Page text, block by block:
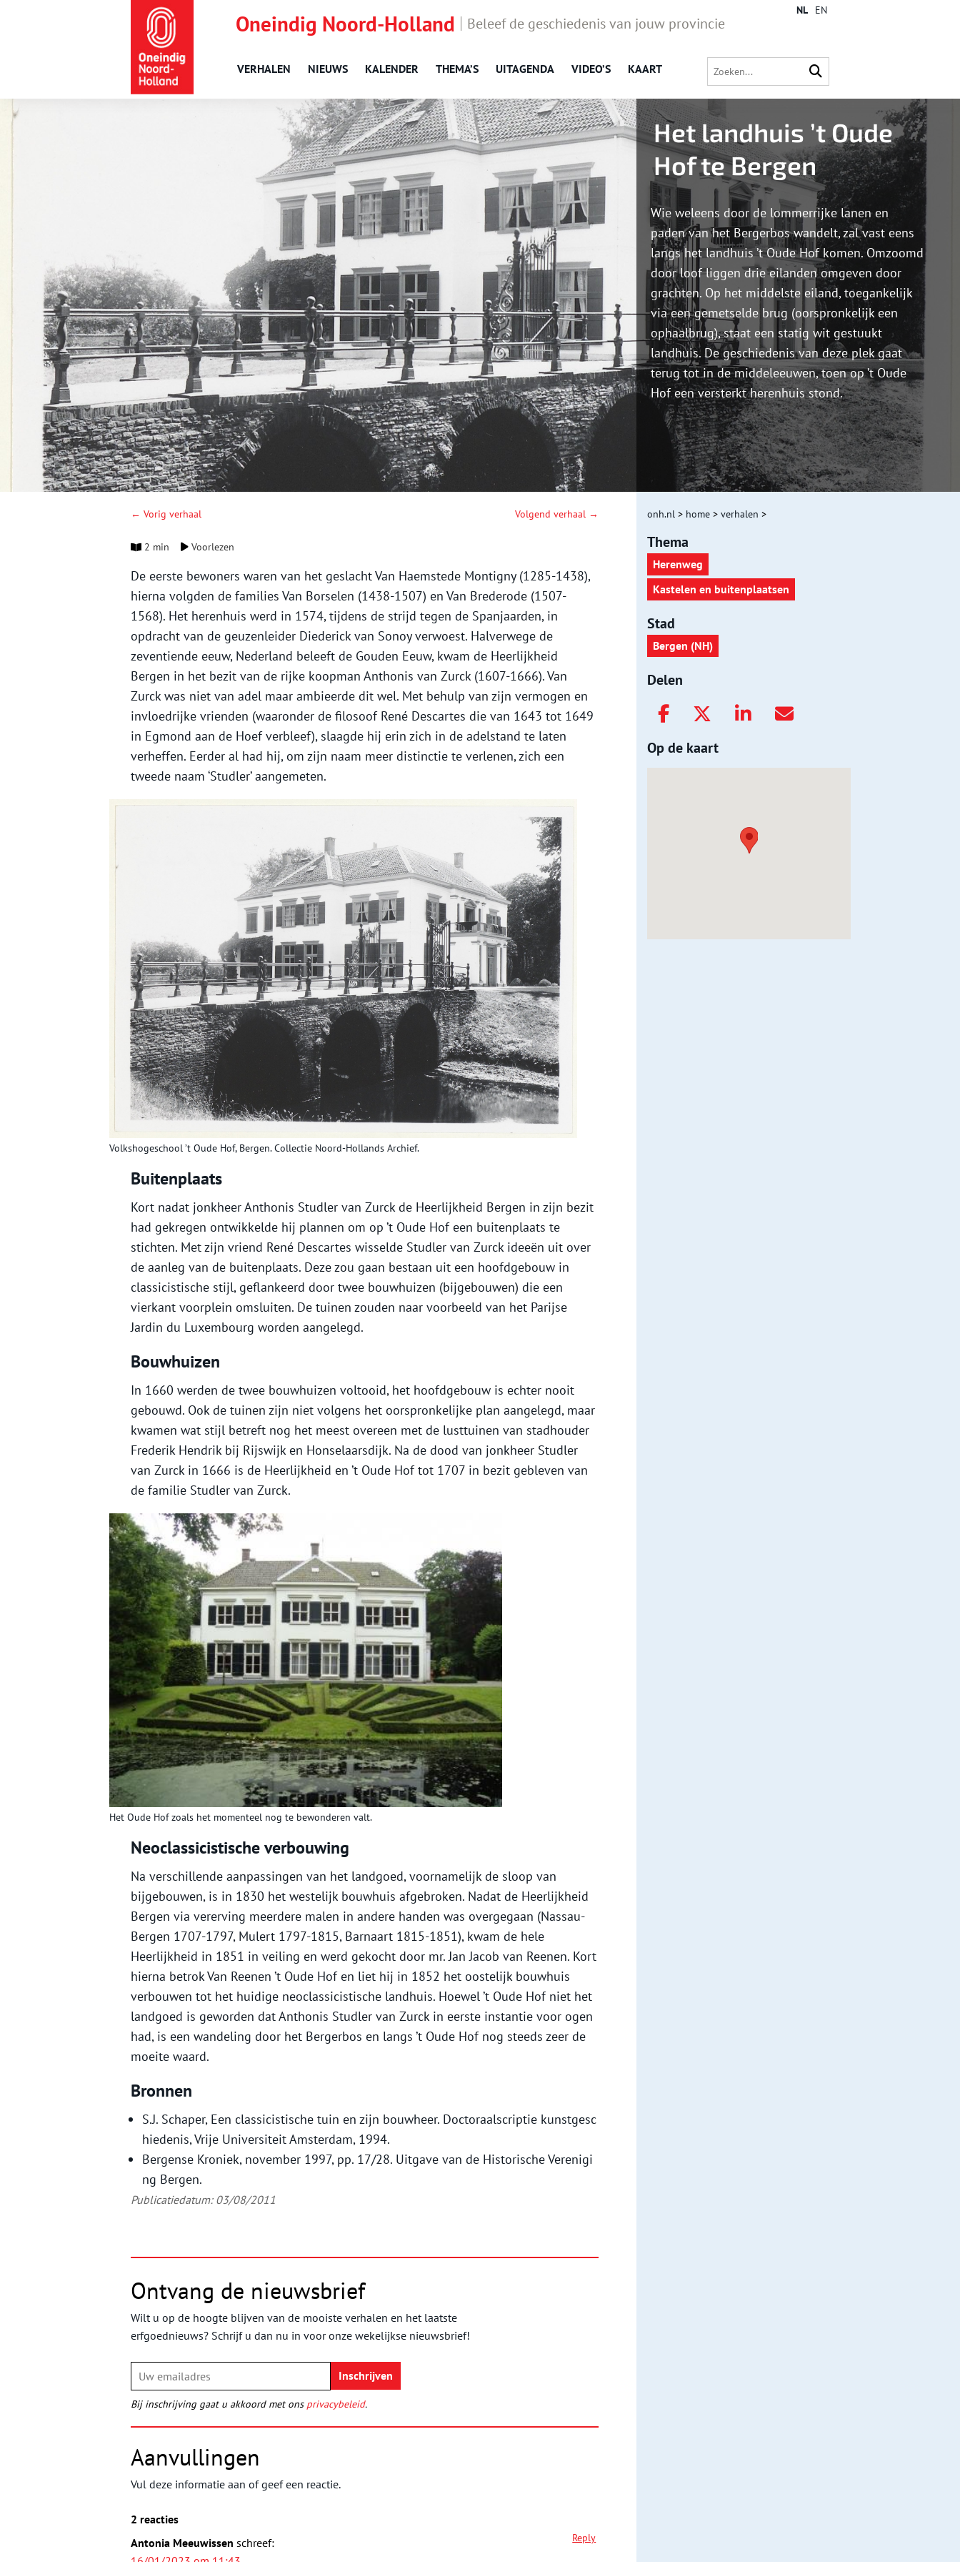
Oneindig Noord-Holland Beleef de geschiedenis van jouw provincie
VERHALEN NIEUWS KALENDER THEMA’S UITAGENDA VIDEO’S KAART
NL EN
Het landhuis ’t Oude
Hof te Bergen
Wie weleens door de lommerrijke lanen en
paden van het Bergerbos wandelt, zal vast eens
langs het landhuis ’t Oude Hof komen. Omzoomd
door loof liggen drie eilanden omgeven door
grachten. Op het middelste eiland, toegankelijk
via een gemetselde brug (oorspronkelijk een
ophaalbrug), staat een statig wit gestuukt
landhuis. De geschiedenis van deze plek gaat
terug tot in de middeleeuwen, toen op ’t Oude
Hof een versterkt herenhuis stond.
← Vorig verhaal Volgend verhaal →
2 min Voorlezen
De eerste bewoners waren van het geslacht Van Haemstede Montigny (1285-1438),
hierna volgden de families Van Borselen (1438-1507) en Van Brederode (1507-
1568). Het herenhuis werd in 1574, tijdens de strijd tegen de Spanjaarden, in
opdracht van de geuzenleider Diederick van Sonoy verwoest. Halverwege de
zeventiende eeuw, Nederland beleeft de Gouden Eeuw, kwam de Heerlijkheid
Bergen in het bezit van de rijke koopman Anthonis van Zurck (1607-1666). Van
Zurck was niet van adel maar ambieerde dit wel. Met behulp van zijn vermogen en
invloedrijke vrienden (waaronder de filosoof René Descartes die van 1643 tot 1649
in Egmond aan de Hoef verbleef), slaagde hij erin zich in de adelstand te laten
verheffen. Eerder al had hij, om zijn naam meer distinctie te verlenen, zich een
tweede naam ‘Studler’ aangemeten.
Volkshogeschool ’t Oude Hof, Bergen. Collectie Noord-Hollands Archief.
Buitenplaats
Kort nadat jonkheer Anthonis Studler van Zurck de Heerlijkheid Bergen in zijn bezit
had gekregen ontwikkelde hij plannen om op ’t Oude Hof een buitenplaats te
stichten. Met zijn vriend René Descartes wisselde Studler van Zurck ideeën uit over
de aanleg van de buitenplaats. Deze zou gaan bestaan uit een hoofdgebouw in
classicistische stijl, geflankeerd door twee bouwhuizen (bijgebouwen) die een
vierkant voorplein omsluiten. De tuinen zouden naar voorbeeld van het Parijse
Jardin du Luxembourg worden aangelegd.
Bouwhuizen
In 1660 werden de twee bouwhuizen voltooid, het hoofdgebouw is echter nooit
gebouwd. Ook de tuinen zijn niet volgens het oorspronkelijke plan aangelegd, maar
kwamen wat stijl betreft nog het meest overeen met de lusttuinen van stadhouder
Frederik Hendrik bij Rijswijk en Honselaarsdijk. Na de dood van jonkheer Studler
van Zurck in 1666 is de Heerlijkheid en ’t Oude Hof tot 1707 in bezit gebleven van
de familie Studler van Zurck.
Het Oude Hof zoals het momenteel nog te bewonderen valt.
Neoclassicistische verbouwing
Na verschillende aanpassingen van het landgoed, voornamelijk de sloop van
bijgebouwen, is in 1830 het westelijk bouwhuis afgebroken. Nadat de Heerlijkheid
Bergen via vererving meerdere malen in andere handen was overgegaan (Nassau-
Bergen 1707-1797, Mulert 1797-1815, Barnaart 1815-1851), kwam de hele
Heerlijkheid in 1851 in veiling en werd gekocht door mr. Jan Jacob van Reenen. Kort
hierna betrok Van Reenen ’t Oude Hof en liet hij in 1852 het oostelijk bouwhuis
verbouwen tot het huidige neoclassicistische landhuis. Hoewel ’t Oude Hof niet het
landgoed is geworden dat Anthonis Studler van Zurck in eerste instantie voor ogen
had, is een wandeling door het Bergerbos en langs ’t Oude Hof nog steeds zeer de
moeite waard.
Bronnen
S.J. Schaper, Een classicistische tuin en zijn bouwheer. Doctoraalscriptie kunstgesc
hiedenis, Vrije Universiteit Amsterdam, 1994.
Bergense Kroniek, november 1997, pp. 17/28. Uitgave van de Historische Verenigi
ng Bergen.
Publicatiedatum: 03/08/2011
Ontvang de nieuwsbrief
Wilt u op de hoogte blijven van de mooiste verhalen en het laatste
erfgoednieuws? Schrijf u dan nu in voor onze wekelijkse nieuwsbrief!
Bij inschrijving gaat u akkoord met ons privacybeleid.
Aanvullingen
Vul deze informatie aan of geef een reactie.
2 reacties
Antonia Meeuwissen schreef:
Reply
onh.nl > home > verhalen >
Thema
Herenweg
Kastelen en buitenplaatsen
Stad
Bergen (NH)
Delen
Op de kaart